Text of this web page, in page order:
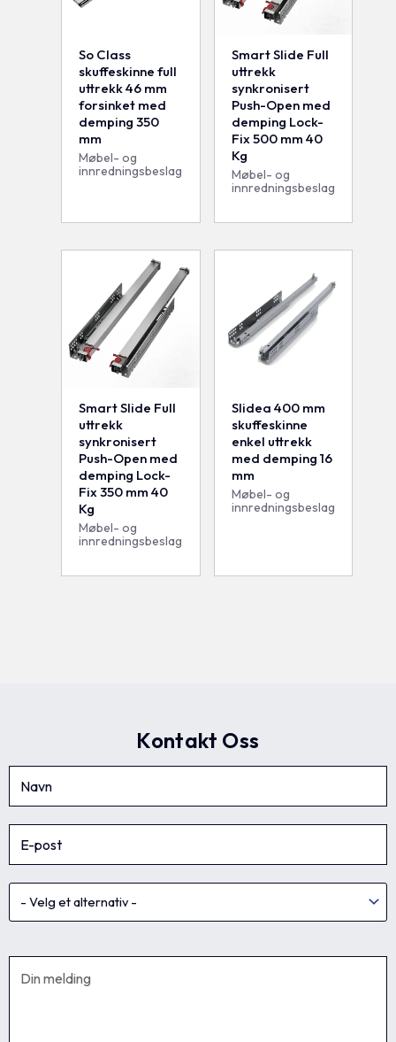
So Class
skuffeskinne full
uttrekk 46 mm
forsinket med
demping 350
mm
Møbel- og
innredningsbeslag
Smart Slide Full
uttrekk
synkronisert
Push-Open med
demping Lock-
Fix 500 mm 40
Kg
Møbel- og
innredningsbeslag
Smart Slide Full
uttrekk
synkronisert
Push-Open med
demping Lock-
Fix 350 mm 40
Kg
Møbel- og
innredningsbeslag
Slidea 400 mm
skuffeskinne
enkel uttrekk
med demping 16
mm
Møbel- og
innredningsbeslag
Kontakt Oss